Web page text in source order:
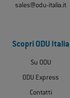
sales@odu-italia.it
Scopri ODU Italia
Su ODU
ODU Express
Contatti